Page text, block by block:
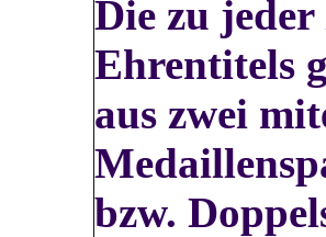
Die zu jeder
Ehrentitels
aus zwei
bzw.